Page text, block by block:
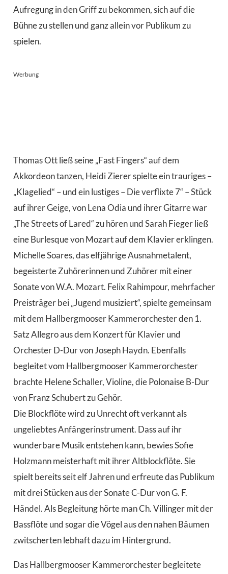
Aufregung in den Griff zu bekommen, sich auf die
Bühne zu stellen und ganz allein vor Publikum zu
spielen.
Werbung
Thomas Ott ließ seine „Fast Fingers“ auf dem
Akkordeon tanzen, Heidi Zierer spielte ein trauriges –
„Klagelied“ – und ein lustiges – Die verflixte 7“ – Stück
auf ihrer Geige, von Lena Odia und ihrer Gitarre war
„The Streets of Lared“ zu hören und Sarah Fieger ließ
eine Burlesque von Mozart auf dem Klavier erklingen.
Michelle Soares, das elfjährige Ausnahmetalent,
begeisterte Zuhörerinnen und Zuhörer mit einer
Sonate von W.A. Mozart. Felix Rahimpour, mehrfacher
Preisträger bei „Jugend musiziert“, spielte gemeinsam
mit dem Hallbergmooser Kammerorchester den 1.
Satz Allegro aus dem Konzert für Klavier und
Orchester D-Dur von Joseph Haydn. Ebenfalls
begleitet vom Hallbergmooser Kammerorchester
brachte Helene Schaller, Violine, die Polonaise B-Dur
von Franz Schubert zu Gehör.
Die Blockflöte wird zu Unrecht oft verkannt als
ungeliebtes Anfängerinstrument. Dass auf ihr
wunderbare Musik entstehen kann, bewies Sofie
Holzmann meisterhaft mit ihrer Altblockflöte. Sie
spielt bereits seit elf Jahren und erfreute das Publikum
mit drei Stücken aus der Sonate C-Dur von G. F.
Händel. Als Begleitung hörte man Ch. Villinger mit der
Bassflöte und sogar die Vögel aus den nahen Bäumen
zwitscherten lebhaft dazu im Hintergrund.
Das Hallbergmooser Kammerorchester begleitete